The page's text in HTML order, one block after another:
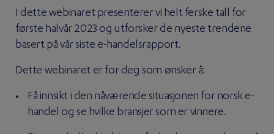
I dette webinaret presenterer vi helt ferske tall for
første halvår 2023 og utforsker de nyeste trendene
basert på vår siste e-handelsrapport.
Dette webinaret er for deg som ønsker å:
Få innsikt i den nåværende situasjonen for norsk e-
handel og se hvilke bransjer som er vinnere.